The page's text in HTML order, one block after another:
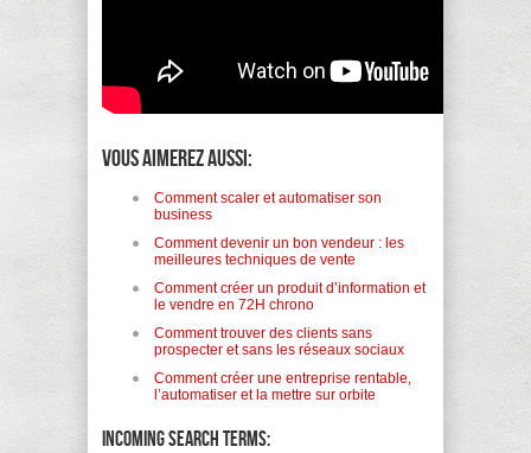
Vous aimerez aussi:
Comment scaler et automatiser son
business
Comment devenir un bon vendeur : les
meilleures techniques de vente
Comment créer un produit d’information et
le vendre en 72H chrono
Comment trouver des clients sans
prospecter et sans les réseaux sociaux
Comment créer une entreprise rentable,
l’automatiser et la mettre sur orbite
Incoming search terms: